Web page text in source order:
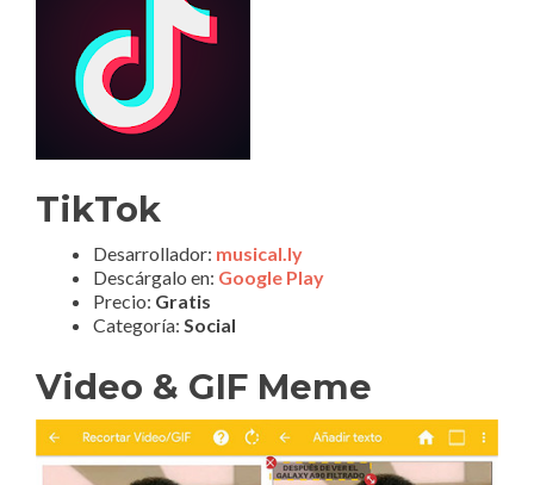
TikTok
Desarrollador: musical.ly
Descárgalo en: Google Play
Precio: Gratis
Categoría: Social
Video & GIF Meme